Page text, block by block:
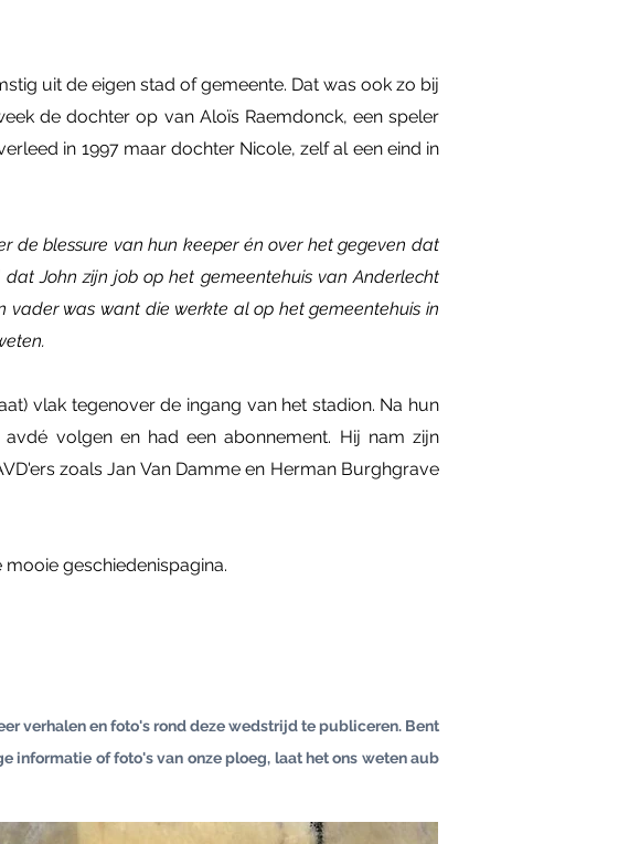
uit de eigen stad of gemeente. Dat was ook zo bij
de dochter op van Aloïs Raemdonck, een speler
in 1997 maar dochter Nicole, zelf al een eind in
de blessure van hun keeper én over het gegeven dat
John zijn job op het gemeentehuis van Anderlecht
vader was want die werkte al op het gemeentehuis in
vlak tegenover de ingang van het stadion. Na hun
volgen en had een abonnement. Hij nam zijn
zoals Jan Van Damme en Herman Burghgrave
geschiedenispagina.
verhalen en foto's rond deze wedstrijd te publiceren. Bent
informatie of foto's van onze ploeg, laat het ons weten aub